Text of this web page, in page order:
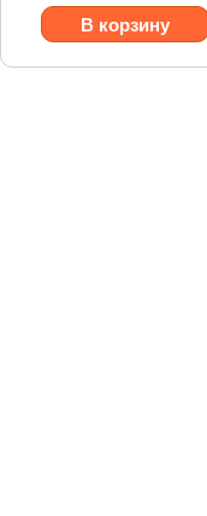
В корзину